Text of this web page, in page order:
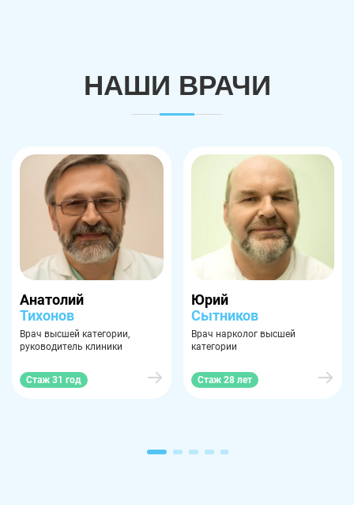
НАШИ ВРАЧИ
Анатолий
Тихонов
Врач высшей категории,
руководитель клиники
Стаж 31 год
Юрий
Сытников
Врач нарколог высшей
категории
Стаж 28 лет